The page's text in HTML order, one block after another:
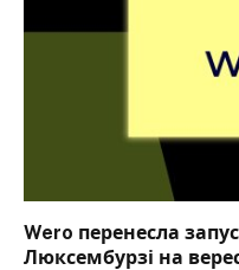
Wero перенесла
Люксембурзі на